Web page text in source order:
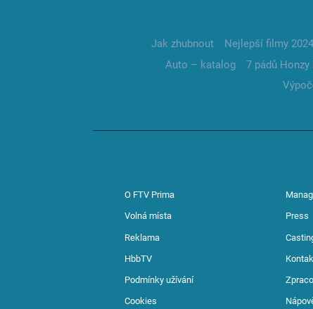
Jak zhubnout Nejlepší filmy 2024
Auto – katalog
7 pádů Honzy
O FTV Prima
Volná místa Press
Reklama
HbbTV
Podmínky užívání
Cookies